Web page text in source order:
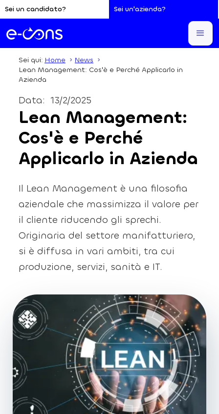
Sei un candidato? Sei un'azienda?
Sei qui: Home
News
Lean Management: Cos'è e Perché Applicarlo in
Azienda
13/2/2025
Data:
Lean Management:
Cos'è e Perché
Applicarlo in Azienda
Il Lean Management è una filosofia
aziendale che massimizza il valore per
il cliente riducendo gli sprechi.
Originaria del settore manifatturiero,
si è diffusa in vari ambiti, tra cui
produzione, servizi, sanità e IT.